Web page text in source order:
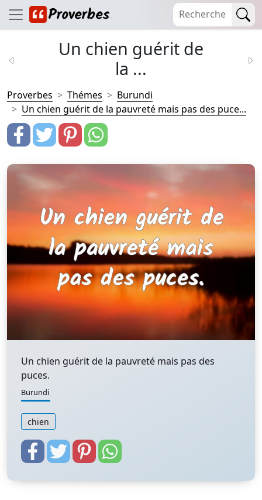
Un chien guérit de
la ...
Proverbes Thémes
Burundi
Un chien guérit de la pauvreté mais pas des puce...
Un chien guérit de la pauvreté mais pas des
puces.
Burundi
chien